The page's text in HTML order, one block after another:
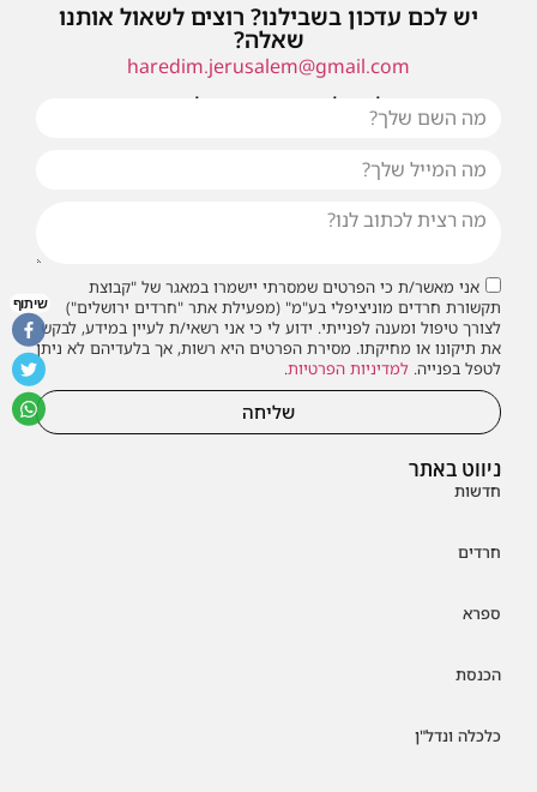
ניווט באתר
חדשות
חרדים
ספרא
הכנסת
כלכלה ונדל"ן
יש לכם עדכון בשבילנו? רוצים לשאול אותנו
שאלה?
haredim.jerusalem@gmail.com
או שילחו אלינו פנייה ונחזור אליכם בהקדם
אני מאשר/ת כי הפרטים שמסרתי יישמרו במאגר של "קבוצת
תקשורת חרדים מוניציפלי בע"מ" (מפעילת אתר "חרדים ירושלים")
לצורך טיפול ומענה לפנייתי. ידוע לי כי אני רשאי/ת לעיין במידע, לבקש
את תיקונו או מחיקתו. מסירת הפרטים היא רשות, אך בלעדיהם לא ניתן
לטפל בפנייה. למדיניות הפרטיות.
שליחה
שיתוף